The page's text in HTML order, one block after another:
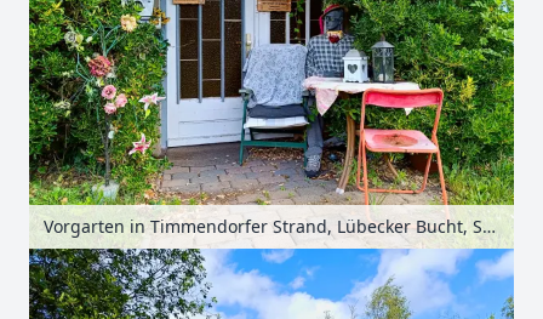
Vorgarten in Timmendorfer Strand, Lübecker Bucht, Schleswig-Holstein, Deutschland